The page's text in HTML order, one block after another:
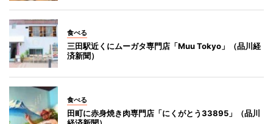
食べる
三田駅近くにムーガタ専門店「Muu Tokyo」（品川経
済新聞）
食べる
田町に赤身焼き肉専門店「にくがとう33895」（品川